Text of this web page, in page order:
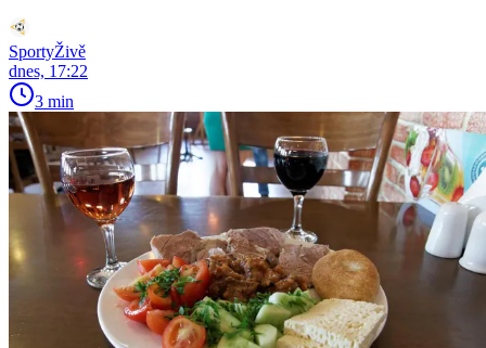
SportyŽivě
dnes, 17:22
3 min